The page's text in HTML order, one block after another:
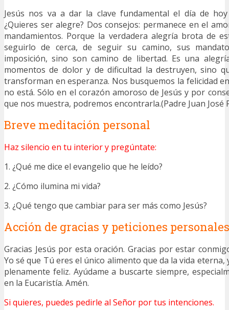
Jesús nos va a dar la clave fundamental el día de
¿Quieres ser alegre? Dos consejos: permanece en el
mandamientos. Porque la verdadera alegría brota de
seguirlo de cerca, de seguir su camino, sus
imposición, sino son camino de libertad. Es una
momentos de dolor y de dificultad la destruyen, sino
transforman en esperanza. Nos busquemos la felicidad
no está. Sólo en el corazón amoroso de Jesús y por
que nos muestra, podremos encontrarla.(Padre Juan José
Breve meditación personal
Haz silencio en tu interior y pregúntate:
1. ¿Qué me dice el evangelio que he leído?
2. ¿Cómo ilumina mi vida?
3. ¿Qué tengo que cambiar para ser más como Jesús?
Acción de gracias y peticiones personales
Gracias Jesús por esta oración. Gracias por estar
Yo sé que Tú eres el único alimento que da la vida
plenamente feliz. Ayúdame a buscarte siempre,
en la Eucaristía. Amén.
Si quieres, puedes pedirle al Señor por tus intenciones.